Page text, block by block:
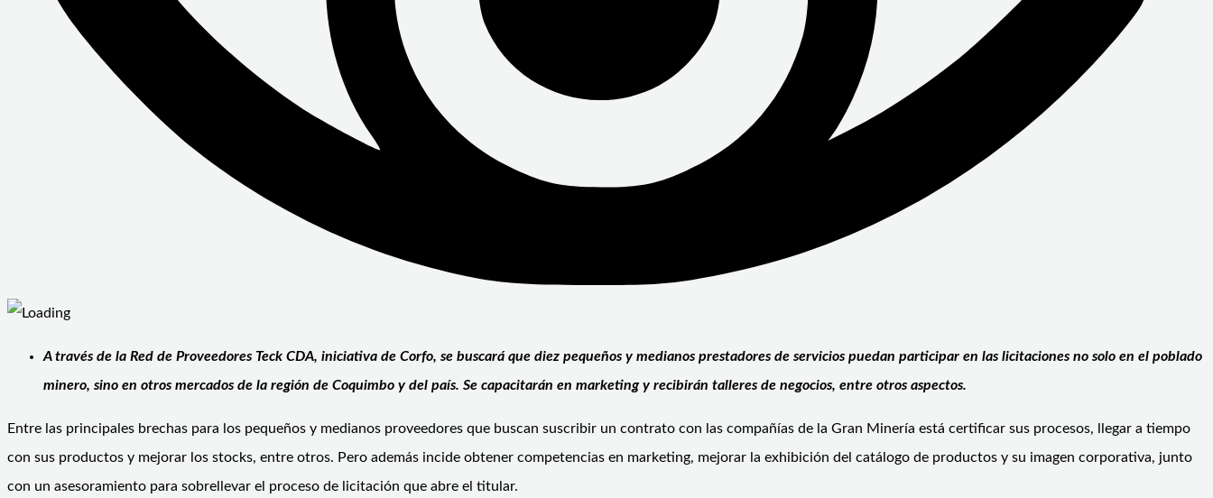
A través de la Red de Proveedores Teck CDA, iniciativa de Corfo, se buscará que diez pequeños y medianos prestadores de servicios puedan participar en las licitaciones no solo en el poblado
minero, sino en otros mercados de la región de Coquimbo y del país. Se capacitarán en marketing y recibirán talleres de negocios, entre otros aspectos.
Entre las principales brechas para los pequeños y medianos proveedores que buscan suscribir un contrato con las compañías de la Gran Minería está certificar sus procesos, llegar a tiempo
con sus productos y mejorar los stocks, entre otros. Pero además incide obtener competencias en marketing, mejorar la exhibición del catálogo de productos y su imagen corporativa, junto
con un asesoramiento para sobrellevar el proceso de licitación que abre el titular.